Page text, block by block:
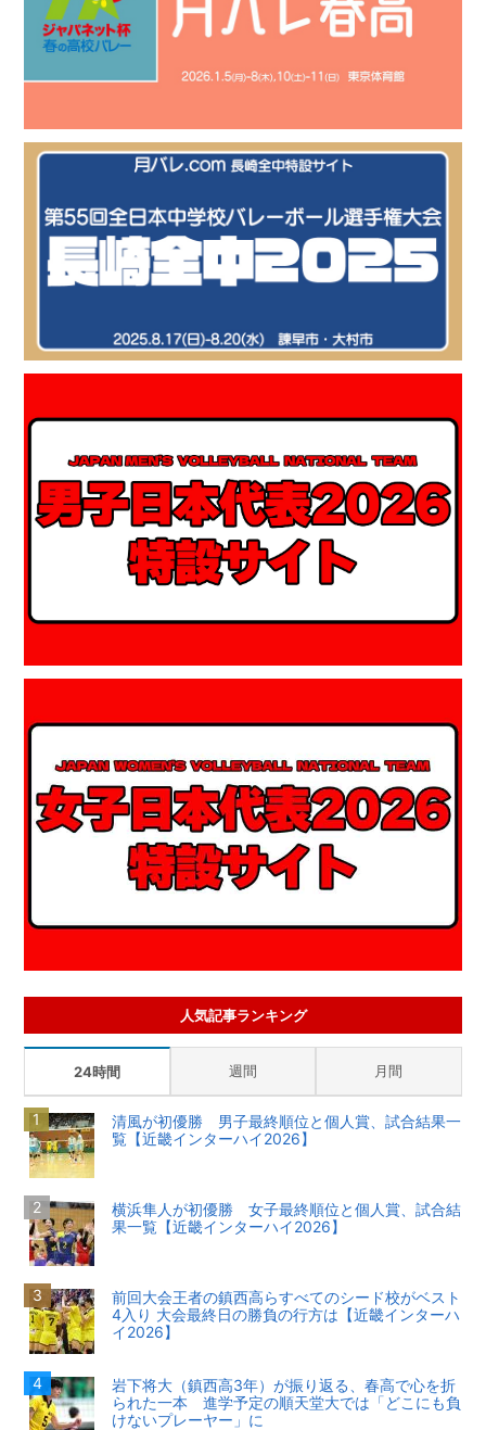
人気記事ランキング
24時間 週間 月間
清風が初優勝 男子最終順位と個人賞、試合結果一
覧【近畿インターハイ2026】
横浜隼人が初優勝 女子最終順位と個人賞、試合結
果一覧【近畿インターハイ2026】
前回大会王者の鎮西高らすべてのシード校がベスト
4入り 大会最終日の勝負の行方は【近畿インターハ
イ2026】
岩下将大（鎮西高3年）が振り返る、春高で心を折
られた一本 進学予定の順天堂大では「どこにも負
けないプレーヤー」に